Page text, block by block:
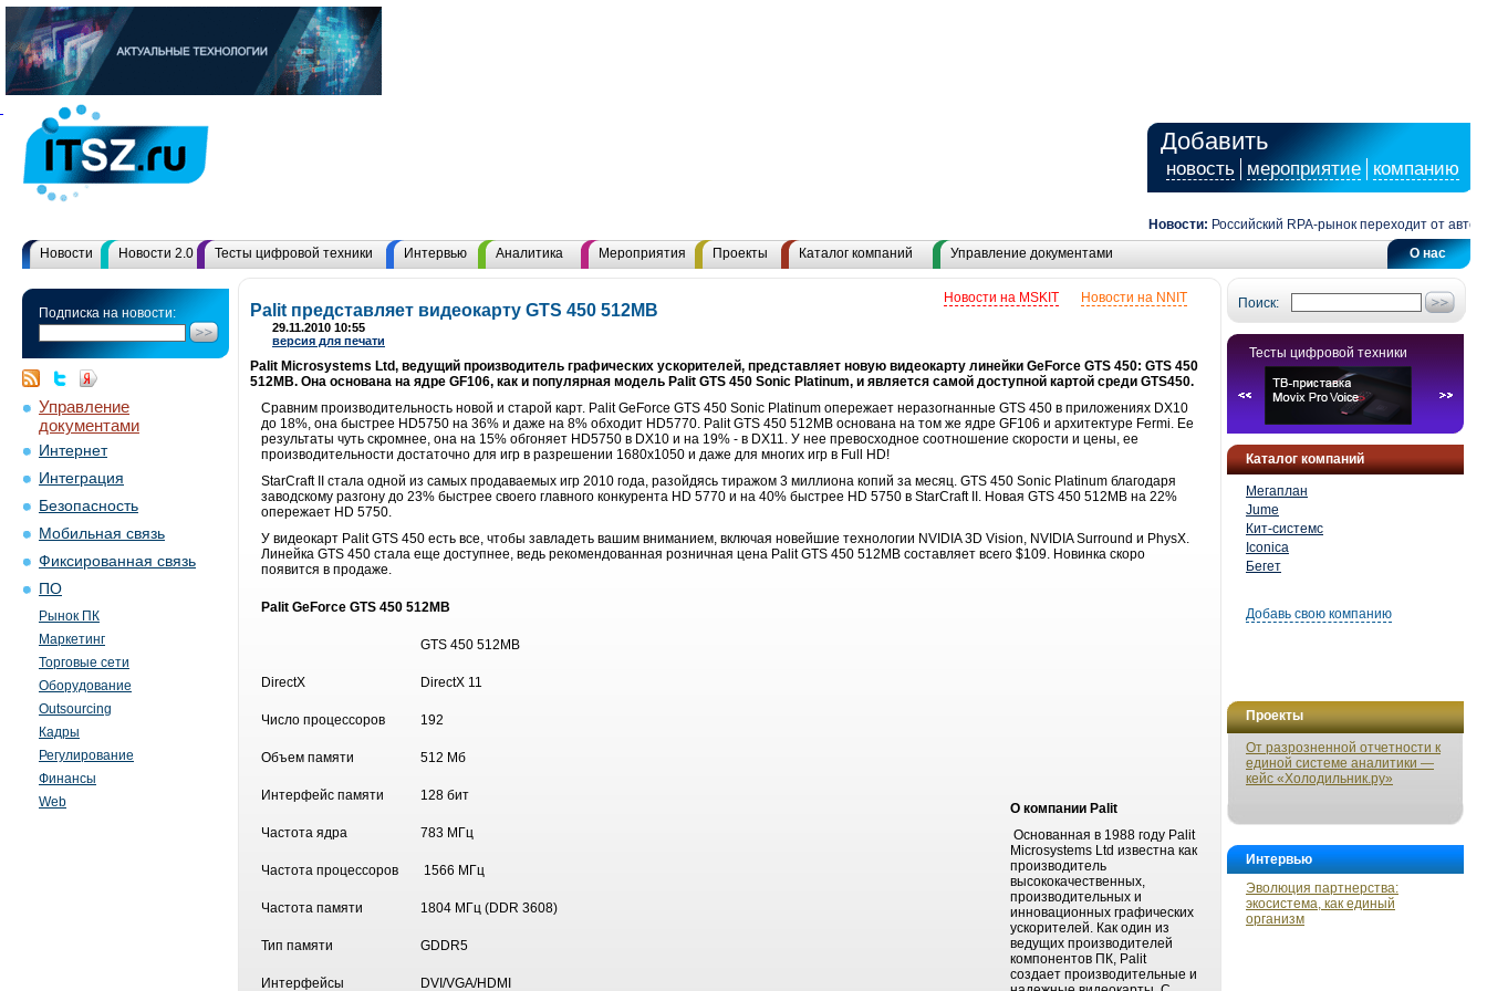
Добавить
новость мероприятие компанию
Новости: Российский RPA-рынок переходит от
О нас
Новости Новости 2.0 Тесты цифровой техники Интервью Аналитика Мероприятия Проекты Каталог компаний Управление документами
Подписка на новости:
Управление
документами
Интернет
Интеграция
Безопасность
Мобильная связь
Фиксированная связь
ПО
Рынок ПК
Маркетинг
Торговые сети
Оборудование
Outsourcing
Кадры
Регулирование
Финансы
Web
Поиск:
Тесты цифровой техники
Каталог компаний
Мегаплан
Jume
Кит-системс
Iconica
Бегет
Добавь свою компанию
Проекты
От разрозненной отчетности к
единой системе аналитики —
кейс «Холодильник.ру»
Интервью
Эволюция партнерства:
экосистема, как единый
организм
Новости на NNIT
Новости на MSKIT
Palit представляет видеокарту GTS 450 512MB
29.11.2010 10:55
версия для печати
Palit Microsystems Ltd, ведущий производитель графических ускорителей, представляет новую видеокарту линейки GeForce GTS 450: GTS 450
512MB. Она основана на ядре GF106, как и популярная модель Palit GTS 450 Sonic Platinum, и является самой доступной картой среди GTS450.
Сравним производительность новой и старой карт. Palit GeForce GTS 450 Sonic Platinum опережает неразогнанные GTS 450 в приложениях DX10
до 18%, она быстрее HD5750 на 36% и даже на 8% обходит HD5770. Palit GTS 450 512MB основана на том же ядре GF106 и архитектуре Fermi. Ее
результаты чуть скромнее, она на 15% обгоняет HD5750 в DX10 и на 19% - в DX11. У нее превосходное соотношение скорости и цены, ее
производительности достаточно для игр в разрешении 1680х1050 и даже для многих игр в Full HD!
StarCraft II стала одной из самых продаваемых игр 2010 года, разойдясь тиражом 3 миллиона копий за месяц. GTS 450 Sonic Platinum благодаря
заводскому разгону до 23% быстрее своего главного конкурента HD 5770 и на 40% быстрее HD 5750 в StarCraft II. Новая GTS 450 512MB на 22%
опережает HD 5750.
У видеокарт Palit GTS 450 есть все, чтобы завладеть вашим вниманием, включая новейшие технологии NVIDIA 3D Vision, NVIDIA Surround и PhysX.
Линейка GTS 450 стала еще доступнее, ведь рекомендованная розничная цена Palit GTS 450 512MB составляет всего $109. Новинка скоро
появится в продаже.
Palit GeForce GTS 450 512MB
GTS 450 512MB
DirectX DirectX 11
Число процессоров 192
Объем памяти 512 Мб
Интерфейс памяти 128 бит
Частота ядра 783 МГц
Частота процессоров 1566 МГц
Частота памяти 1804 МГц (DDR 3608)
Тип памяти GDDR5
Интерфейсы DVI/VGA/HDMI
О компании Palit
Основанная в 1988 году Palit
Microsystems Ltd известна как
производитель
высококачественных,
производительных и
инновационных графических
ускорителей. Как один из
ведущих производителей
компонентов ПК, Palit
создает производительные и